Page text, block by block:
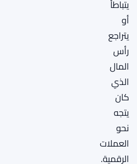
يتباطأ
أو
يتراجع
رأس
المال
الذي
كان
يتجه
نحو
العملات
الرقمية.